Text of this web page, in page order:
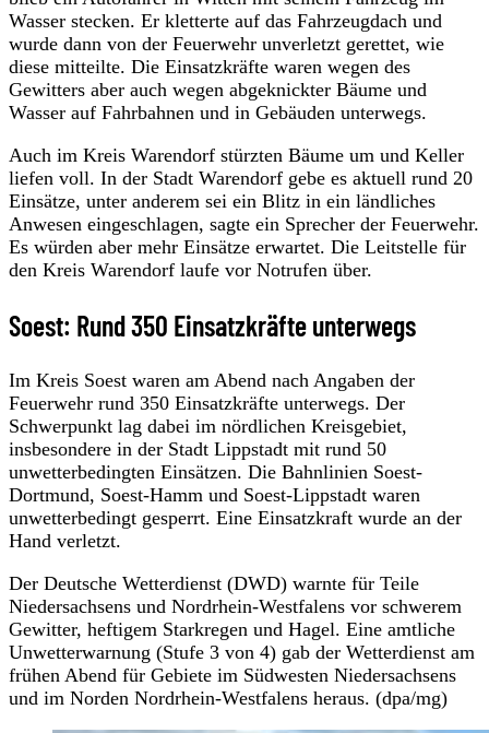
Wasser stecken. Er kletterte auf das Fahrzeugdach und
wurde dann von der Feuerwehr unverletzt gerettet, wie
diese mitteilte. Die Einsatzkräfte waren wegen des
Gewitters aber auch wegen abgeknickter Bäume und
Wasser auf Fahrbahnen und in Gebäuden unterwegs.
Auch im Kreis Warendorf stürzten Bäume um und Keller
liefen voll. In der Stadt Warendorf gebe es aktuell rund 20
Einsätze, unter anderem sei ein Blitz in ein ländliches
Anwesen eingeschlagen, sagte ein Sprecher der Feuerwehr.
Es würden aber mehr Einsätze erwartet. Die Leitstelle für
den Kreis Warendorf laufe vor Notrufen über.
Soest: Rund 350 Einsatzkräfte unterwegs
Im Kreis Soest waren am Abend nach Angaben der
Feuerwehr rund 350 Einsatzkräfte unterwegs. Der
Schwerpunkt lag dabei im nördlichen Kreisgebiet,
insbesondere in der Stadt Lippstadt mit rund 50
unwetterbedingten Einsätzen. Die Bahnlinien Soest-
Dortmund, Soest-Hamm und Soest-Lippstadt waren
unwetterbedingt gesperrt. Eine Einsatzkraft wurde an der
Hand verletzt.
Der Deutsche Wetterdienst (DWD) warnte für Teile
Niedersachsens und Nordrhein-Westfalens vor schwerem
Gewitter, heftigem Starkregen und Hagel. Eine amtliche
Unwetterwarnung (Stufe 3 von 4) gab der Wetterdienst am
frühen Abend für Gebiete im Südwesten Niedersachsens
und im Norden Nordrhein-Westfalens heraus. (dpa/mg)